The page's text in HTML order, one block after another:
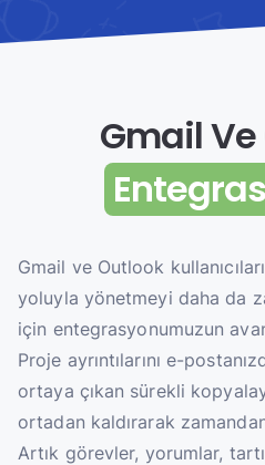
Gmail
Gmail ve Outlook
yoluyla yönetmeyi daha da
için entegrasyonumuzun
Proje ayrıntılarını e-
ortaya çıkan sürekli
ortadan kaldırarak
Artık görevler, yorumlar,